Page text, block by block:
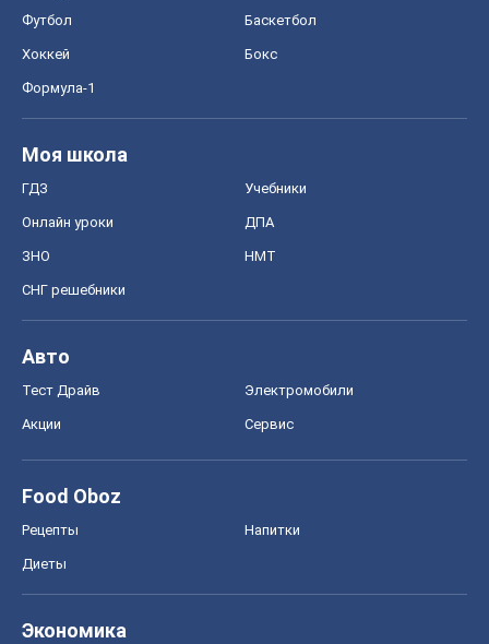
Футбол Баскетбол
Хоккей Бокс
Формула-1
Моя школа
ГДЗ Учебники
Онлайн уроки ДПА
ЗНО НМТ
СНГ решебники
Авто
Тест Драйв Электромобили
Акции Сервис
Food Oboz
Рецепты Напитки
Диеты
Экономика